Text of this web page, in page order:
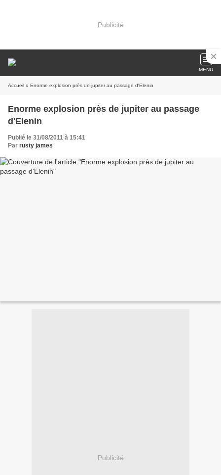
Publicité
MENU
Accueil » Enorme explosion près de jupiter au passage d'Elenin
Enorme explosion près de jupiter au passage
d'Elenin
Publié le 31/08/2011 à 15:41
Par rusty james
Publicité